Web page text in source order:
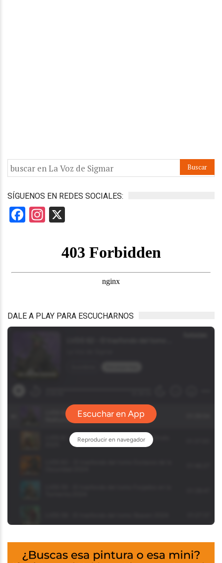
SÍGUENOS EN REDES SOCIALES:
Facebook
Instagram
DALE A PLAY PARA ESCUCHARNOS